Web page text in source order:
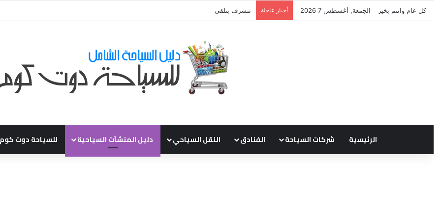
كل عام وانتم بخير الجمعة, أغسطس 7 2026 أخبار عاجلة نتشرف بتلقي طلباتكم و استفسارتكم ... لو عندك سؤال او استفسار ماتدرددش فى طلب
الرئيسية شركات السياحة الفنادق النقل السياحي دليل المنشآت السياحية للسياحة دوت كوم